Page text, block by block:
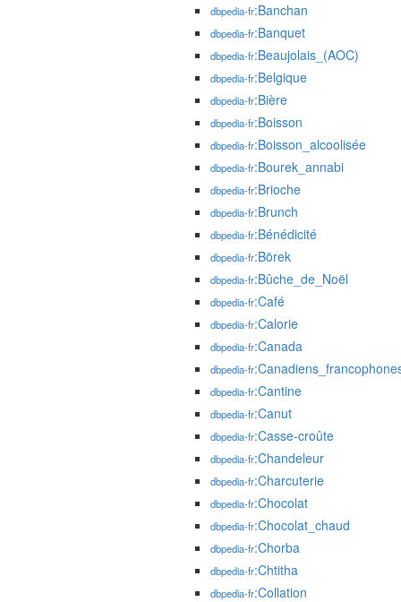
dbpedia-fr:Banchan
dbpedia-fr:Banquet
dbpedia-fr:Beaujolais_(AOC)
dbpedia-fr:Belgique
dbpedia-fr:Bière
dbpedia-fr:Boisson
dbpedia-fr:Boisson_alcoolisée
dbpedia-fr:Bourek_annabi
dbpedia-fr:Brioche
dbpedia-fr:Brunch
dbpedia-fr:Bénédicité
dbpedia-fr:Börek
dbpedia-fr:Bûche_de_Noël
dbpedia-fr:Café
dbpedia-fr:Calorie
dbpedia-fr:Canada
dbpedia-fr
dbpedia-fr:Cantine
dbpedia-fr:Canut
dbpedia-fr:Casse-croûte
dbpedia-fr:Chandeleur
dbpedia-fr:Charcuterie
dbpedia-fr:Chocolat
dbpedia-fr:Chocolat_chaud
dbpedia-fr:Chorba
dbpedia-fr:Chtitha
dbpedia-fr:Collation